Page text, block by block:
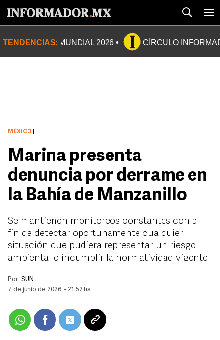
TENDENCIAS: MUNDIAL 2026 CÍRCULO
MÉXICO
Marina presenta
denuncia por derrame en
la Bahía de Manzanillo
Se mantienen monitoreos constantes con el
fin de detectar oportunamente cualquier
situación que pudiera representar un riesgo
ambiental o incumplir la normatividad vigente
Por: SUN .
7 de junio de 2026 - 21:52 hs